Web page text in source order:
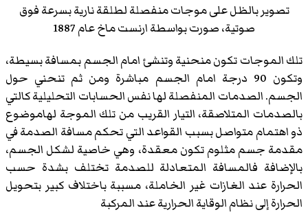
تصوير بالظل على موجات منفصلة لطلقة نارية بسرعة فوق
صوتية، صورت بواسطةارنست ماخعام 1887
تلك الموجات تكون منحنية وتنشئ امام الجسم بمسافة بسيطة،
وتكون 90 درجة امام الجسم مباشرة ومن ثم تنحني حول
الجسم. الصدمات المنفصلة لها نفس الحسابات التحليلية كالتي
بالصدمات المتلاصقة، التيار القريب من تلك الموجة لهاموضوع
ذو اهتمام متواصل بسبب القواعد التي تحكم مسافة الصدمة في
مقدمة جسم مثلوم تكون معقدة، وهي خاصية لشكل الجسم،
بالإضافة فالمسافة المتعادلة للصدمة تختلف بشدة حسب
الحرارة عند الغازات غير الخاملة، مسببة باختلاف كبير بتحويل
الحرارة إلى نظام الوقاية الحرارية عند المركبة